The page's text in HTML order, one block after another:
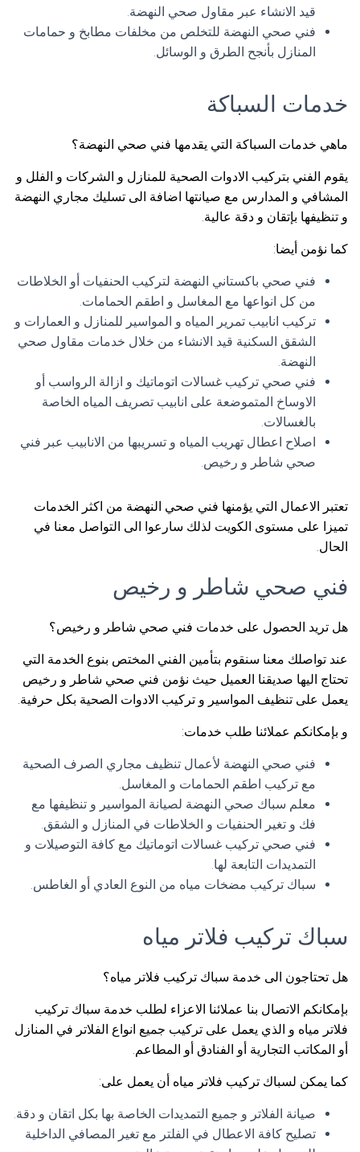
قيد الانشاء عبر مقاول صحي النهضة.
فني صحي النهضة للتخلص من مخلفات مطابخ و حمامات
المنازل بأنجح الطرق و الوسائل.
خدمات السباكة
ماهي خدمات السباكة التي يقدمها فني صحي النهضة؟
يقوم الفني بتركيب الادوات الصحية للمنازل و الشركات و الفلل و
المشافي و المدارس مع صيانتها اضافة الى تسليك مجاري النهضة
و تنظيفها بإتقان و دقة عالية.
كما نؤمن أيضا:
فني صحي باكستاني النهضة لتركيب الحنفيات أو الخلاطات
من كل انواعها مع المغاسل و اطقم الحمامات.
تركيب انابيب تمرير المياه و المواسير للمنازل و العمارات و
الشقق السكنية قيد الانشاء من خلال خدمات مقاول صحي
النهضة.
فني صحي تركيب غسالات اتوماتيك و ازالة الرواسب أو
الاوساخ المتموضعة على انابيب تصريف المياه الخاصة
بالغسالات.
اصلاح اعطال تهريب المياه و تسريبها من الانابيب عبر فني
صحي شاطر و رخيص.
تعتبر الاعمال التي يؤمنها فني صحي النهضة من اكثر الخدمات
تميزا على مستوى الكويت لذلك سارعوا الى التواصل معنا في
الحال.
فني صحي شاطر و رخيص
هل تريد الحصول على خدمات فني صحي شاطر و رخيص؟
عند تواصلك معنا سنقوم بتأمين الفني المختص بنوع الخدمة التي
تحتاج اليها صديقنا العميل حيث نؤمن فني صحي شاطر و رخيص
يعمل على تنظيف المواسير و تركيب الادوات الصحية بكل حرفية.
و بإمكانكم عملائنا طلب خدمات:
فني صحي النهضة لأعمال تنظيف مجاري الصرف الصحية
مع تركيب اطقم الحمامات و المغاسل.
معلم سباك صحي النهضة لصيانة المواسير و تنظيفها مع
فك و تغير الحنفيات و الخلاطات في المنازل و الشقق.
فني صحي تركيب غسالات اتوماتيك مع كافة التوصيلات و
التمديدات التابعة لها.
سباك تركيب مضخات مياه من النوع العادي أو الغاطس.
سباك تركيب فلاتر مياه
هل تحتاجون الى خدمة سباك تركيب فلاتر مياه؟
بإمكانكم الاتصال بنا عملائنا الاعزاء لطلب خدمة سباك تركيب
فلاتر مياه و الذي يعمل على تركيب جميع انواع الفلاتر في المنازل
أو المكاتب التجارية أو الفنادق أو المطاعم.
كما يمكن لسباك تركيب فلاتر مياه أن يعمل على:
صيانة الفلاتر و جميع التمديدات الخاصة بها بكل اتقان و دقة.
تصليح كافة الاعطال في الفلتر مع تغير المصافي الداخلية